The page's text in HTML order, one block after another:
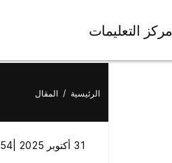
مركز التعليمات
الرئيسية / المقال
31 أكتوبر 2025 | 7254